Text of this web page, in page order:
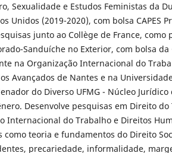
Sexualidade e Estudos Feministas da
Unidos (2019-2020), com bolsa CAPES
junto ao Collège de France,
Sanduíche no Exterior, com bolsa da
na Organização Internacional do
Avançados de Nantes e na
do Diverso UFMG - Núcleo
Desenvolve pesquisas em Direito
Internacional do Trabalho e Direitos
como teoria e fundamentos do Direito
precariedade, informalidade,